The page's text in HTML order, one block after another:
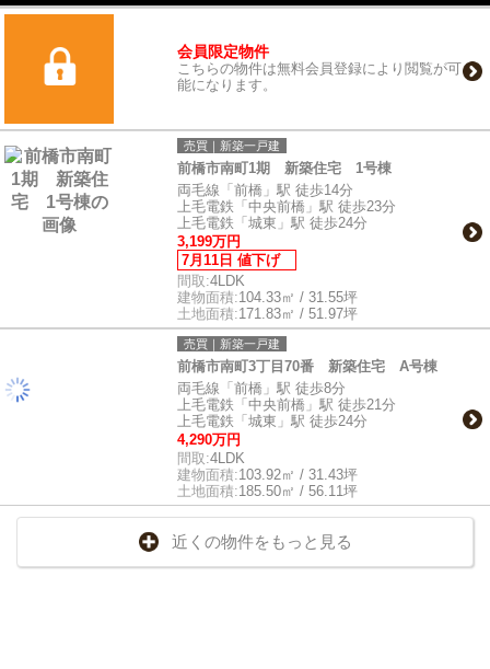
会員限定物件
こちらの物件は無料会員登録により閲覧が可
能になります。
売買｜新築一戸建
前橋市南町1期 新築住宅 1号棟
両毛線「前橋」駅 徒歩14分
上毛電鉄「中央前橋」駅 徒歩23分
上毛電鉄「城東」駅 徒歩24分
3,199万円
7月11日 値下げ
間取:4LDK
建物面積:104.33㎡ / 31.55坪
土地面積:171.83㎡ / 51.97坪
売買｜新築一戸建
前橋市南町3丁目70番 新築住宅 A号棟
両毛線「前橋」駅 徒歩8分
上毛電鉄「中央前橋」駅 徒歩21分
上毛電鉄「城東」駅 徒歩24分
4,290万円
間取:4LDK
建物面積:103.92㎡ / 31.43坪
土地面積:185.50㎡ / 56.11坪
近くの物件をもっと見る